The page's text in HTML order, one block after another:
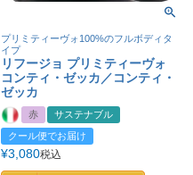
プリミティーヴォ100%のフルボディタ
イプ
リフージョ プリミティーヴォ
コンティ・ゼッカ／コンティ・
ゼッカ
赤
サステナブル
クール便でお届け
¥3,080税込